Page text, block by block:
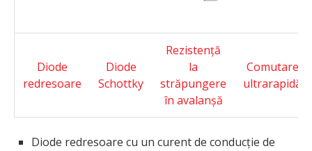
Diode
redresoare
Diode
Schottky
Rezistență
la
străpungere
în avalanșă
Comutare
ultrarapidă
Diode redresoare cu un curent de conducție de